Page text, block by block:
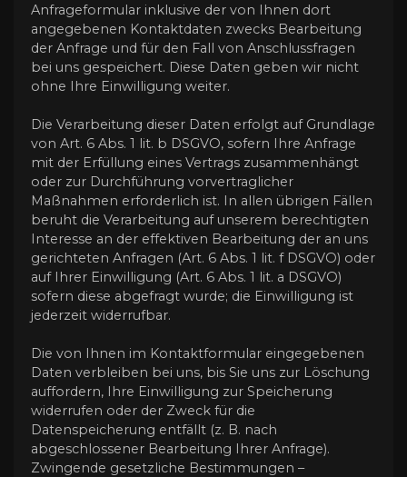
Anfrageformular inklusive der von Ihnen dort
angegebenen Kontaktdaten zwecks Bearbeitung
der Anfrage und für den Fall von Anschlussfragen
bei uns gespeichert. Diese Daten geben wir nicht
ohne Ihre Einwilligung weiter.
Die Verarbeitung dieser Daten erfolgt auf Grundlage
von Art. 6 Abs. 1 lit. b DSGVO, sofern Ihre Anfrage
mit der Erfüllung eines Vertrags zusammenhängt
oder zur Durchführung vorvertraglicher
Maßnahmen erforderlich ist. In allen übrigen Fällen
beruht die Verarbeitung auf unserem berechtigten
Interesse an der effektiven Bearbeitung der an uns
gerichteten Anfragen (Art. 6 Abs. 1 lit. f DSGVO) oder
auf Ihrer Einwilligung (Art. 6 Abs. 1 lit. a DSGVO)
sofern diese abgefragt wurde; die Einwilligung ist
jederzeit widerrufbar.
Die von Ihnen im Kontaktformular eingegebenen
Daten verbleiben bei uns, bis Sie uns zur Löschung
auffordern, Ihre Einwilligung zur Speicherung
widerrufen oder der Zweck für die
Datenspeicherung entfällt (z. B. nach
abgeschlossener Bearbeitung Ihrer Anfrage).
Zwingende gesetzliche Bestimmungen –